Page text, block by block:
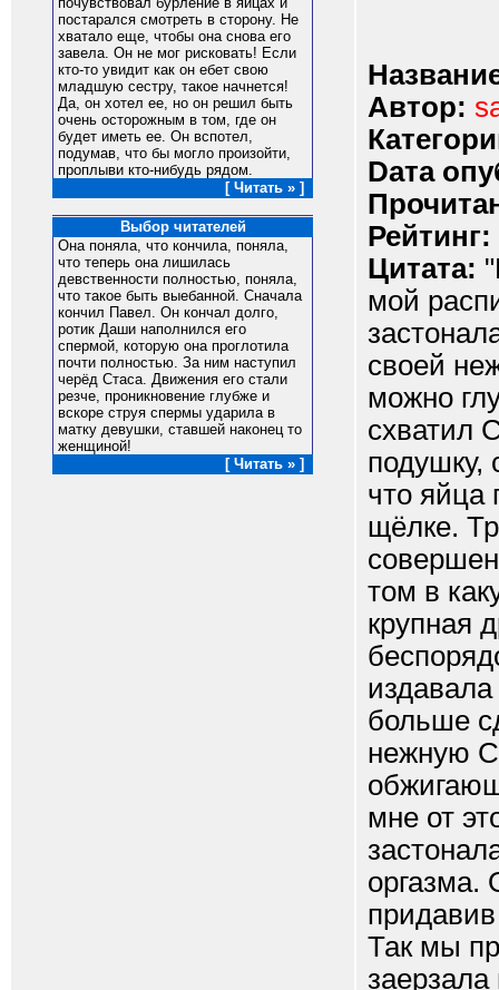
постарался смотреть в сторону. Не
хватало еще, чтобы она снова его
завела. Он не мог рисковать! Если
кто-то увидит как он ебет свою
младшую сестру, такое начнется!
Да, он хотел ее, но он решил быть
очень осторожным в том, где он
будет иметь ее. Он вспотел,
подумав, что бы могло произойти,
проплыви кто-нибудь рядом.
[ Читать » ]
Выбор читателей
Она поняла, что кончила, поняла,
что теперь она лишилась
девственности полностью, поняла,
что такое быть выебанной. Сначала
кончил Павел. Он кончал долго,
ротик Даши наполнился его
спермой, которую она проглотила
почти полностью. За ним наступил
черёд Стаса. Движения его стали
резче, проникновение глубже и
вскоре струя спермы ударила в
матку девушки, ставшей наконец то
женщиной!
[ Читать » ]
Автор:
Dата
Рейтинг:
Цитата:
мой
своей
можно
схватил
подушку,
что яйца
щёлке.
том в
крупная
больше
нежную
мне от
оргазма.
придавив
Так мы